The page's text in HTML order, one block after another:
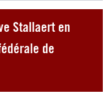
Stallaert en
de